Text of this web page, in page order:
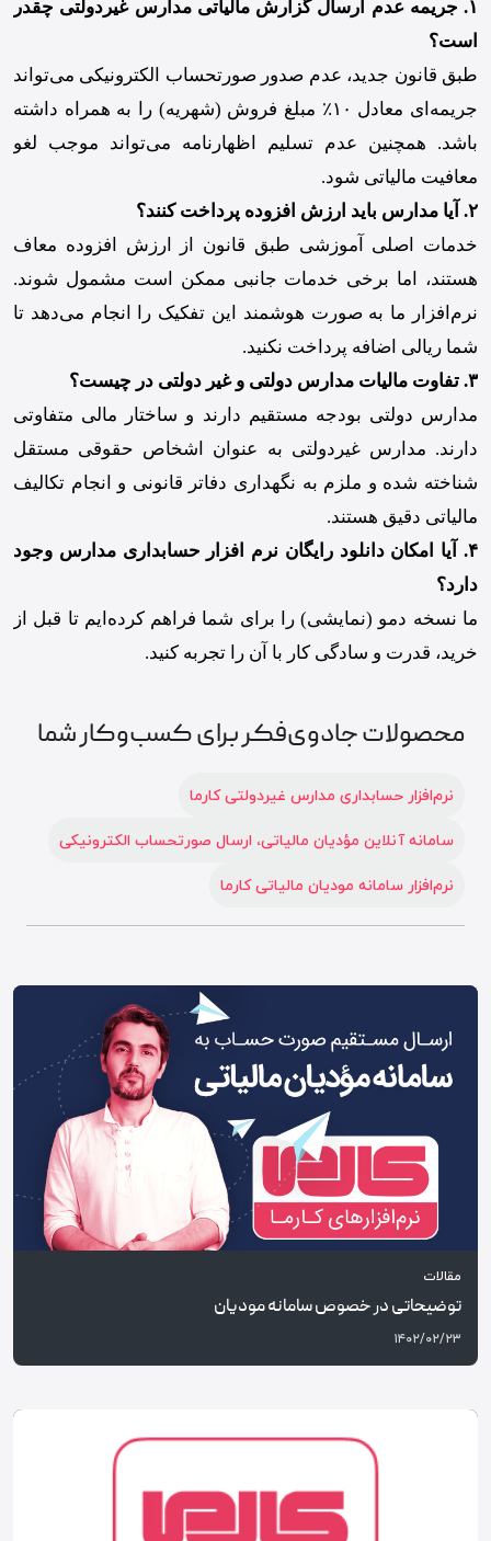
۱. جریمه عدم ارسال گزارش مالیاتی مدارس غیردولتی چقدر
است؟
طبق قانون جدید، عدم صدور صورتحساب الکترونیکی می‌تواند
جریمه‌ای معادل ۱۰٪ مبلغ فروش (شهریه) را به همراه داشته
باشد. همچنین عدم تسلیم اظهارنامه می‌تواند موجب لغو
معافیت مالیاتی شود.
۲. آیا مدارس باید ارزش افزوده پرداخت کنند؟
خدمات اصلی آموزشی طبق قانون از ارزش افزوده معاف
هستند، اما برخی خدمات جانبی ممکن است مشمول شوند.
نرم‌افزار ما به صورت هوشمند این تفکیک را انجام می‌دهد تا
شما ریالی اضافه پرداخت نکنید.
۳. تفاوت مالیات مدارس دولتی و غیر دولتی در چیست؟
مدارس دولتی بودجه مستقیم دارند و ساختار مالی متفاوتی
دارند. مدارس غیردولتی به عنوان اشخاص حقوقی مستقل
شناخته شده و ملزم به نگهداری دفاتر قانونی و انجام تکالیف
مالیاتی دقیق هستند.
۴. آیا امکان دانلود رایگان نرم افزار حسابداری مدارس وجود
دارد؟
ما نسخه دمو (نمایشی) را برای شما فراهم کرده‌ایم تا قبل از
خرید، قدرت و سادگی کار با آن را تجربه کنید.
محصولات جادوی‌فکر برای کسب‌وکار شما
نرم‌افزار حسابداری مدارس غیردولتی کارما
سامانه آنلاین مؤدیان مالیاتی، ارسال صورتحساب الکترونیکی
نرم‌افزار سامانه مودیان مالیاتی کارما
مقالات
توضیحاتی در خصوص سامانه مودیان
۱۴۰۲/۰۲/۲۳